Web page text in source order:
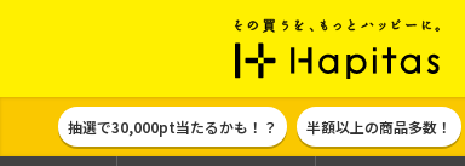
抽選で30,000pt当たるかも！？ 半額以上の商品多数！